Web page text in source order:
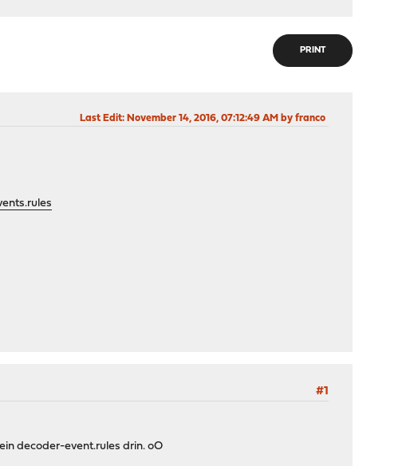
PRINT
Last Edit: November 14, 2016, 07:12:49 AM by franco
#1
decoder-event.rules drin. oO